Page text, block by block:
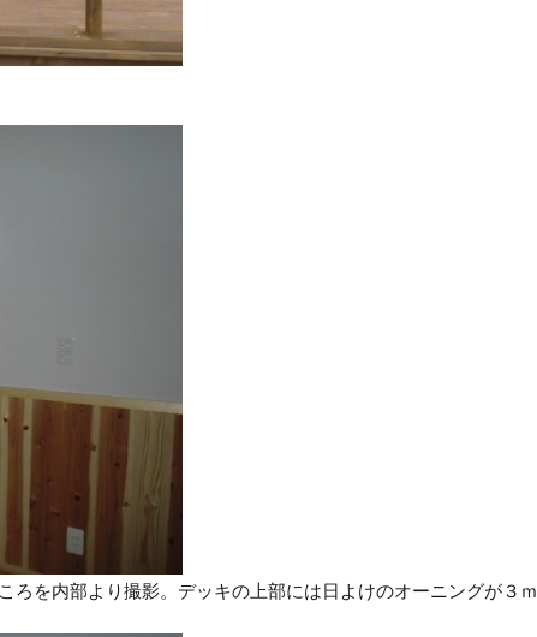
を内部より撮影。デッキの上部には日よけのオーニングが３ｍ